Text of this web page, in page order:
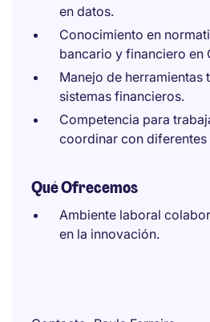
en datos.
Conocimiento en
bancario y financiero en
Manejo de herramientas
sistemas financieros.
Competencia para
coordinar con diferentes
Qué Ofrecemos
Ambiente laboral
en la innovación.